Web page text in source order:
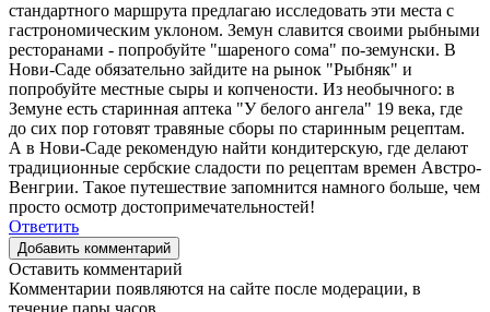
стандартного маршрута предлагаю исследовать эти места с
гастрономическим уклоном. Земун славится своими рыбными
ресторанами - попробуйте "шареного сома" по-земунски. В
Нови-Саде обязательно зайдите на рынок "Рыбняк" и
попробуйте местные сыры и копчености. Из необычного: в
Земуне есть старинная аптека "У белого ангела" 19 века, где
до сих пор готовят травяные сборы по старинным рецептам.
А в Нови-Саде рекомендую найти кондитерскую, где делают
традиционные сербские сладости по рецептам времен Австро-
Венгрии. Такое путешествие запомнится намного больше, чем
просто осмотр достопримечательностей!
Ответить
Добавить комментарий
Оставить комментарий
Комментарии появляются на сайте после модерации, в
течение пары часов.